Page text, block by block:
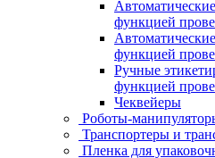
функцией
функцией
Ручные
функцией
Чеквейеры
Роботы-
Транспортеры и
Пленка для